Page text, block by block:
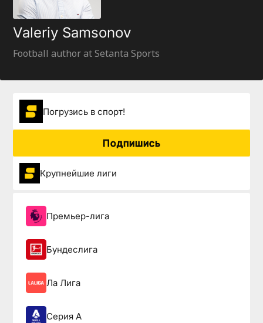
Valeriy Samsonov
Football author at Setanta Sports
Погрузиcь в спорт!
Подпишись
Крупнейшие лиги
Премьер-лига
Бундеслига
Ла Лига
Серия А